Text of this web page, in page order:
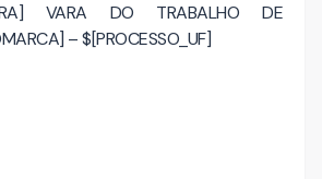
VARA DO TRABALHO DE
– $[PROCESSO_UF]